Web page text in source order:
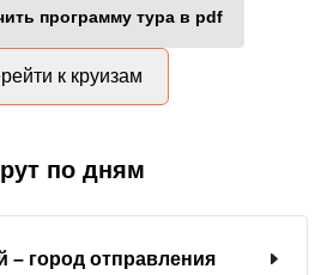
программу тура в pdf
к круизам
по дням
– город отправления